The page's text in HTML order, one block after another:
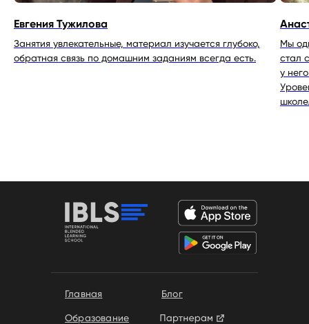
Евгения Тужилова
Занятия увлекательные, материал изучается глубоко,
обратная связь по домашним заданиям всегда есть.
Мы
стал
у
школе.
Главная
Образование
Блог